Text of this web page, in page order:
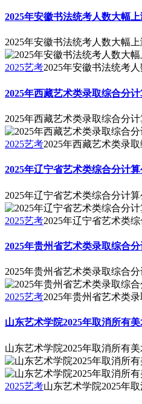
2025年安徽书法统考人数大幅
2025年安徽书法统考人数大幅上
2025艺考2025年安徽书法统考
2025年西藏艺术类录取综合分
2025年西藏艺术类录取综合分
2025艺考2025年西藏艺术类录
2025年辽宁省艺术类综合分计
2025年辽宁省艺术类综合分计
2025艺考2025年辽宁省艺术类
2025年贵州省艺术类录取综合
2025年贵州省艺术类录取综合
2025艺考2025年贵州省艺术类
山东艺术学院2025年取消所有
山东艺术学院2025年取消所有
2025艺考山东艺术学院2025年